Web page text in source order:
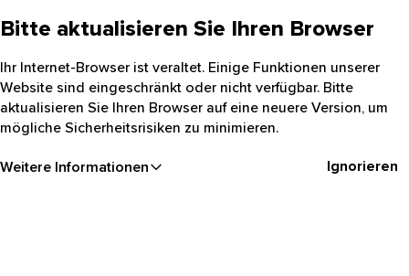
Bitte aktualisieren Sie Ihren Browser
Ihr Internet-Browser ist veraltet. Einige Funktionen unserer
Website sind eingeschränkt oder nicht verfügbar. Bitte
aktualisieren Sie Ihren Browser auf eine neuere Version, um
mögliche Sicherheitsrisiken zu minimieren.
Weitere Informationen Ignorieren